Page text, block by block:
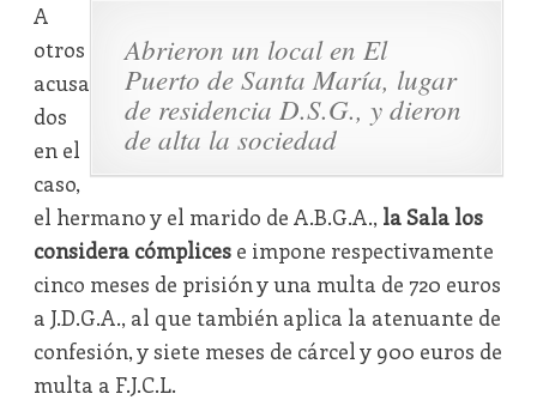
Abrieron un local en El
Puerto de Santa María, lugar
de residencia D.S.G., y dieron
de alta la sociedad
A
otros
acusa
dos
en el
caso,
el hermano y el marido de A.B.G.A., la Sala los
considera cómplicese impone respectivamente
cinco meses de prisión y una multa de 720 euros
a J.D.G.A., al que también aplica la atenuante de
confesión, y siete meses de cárcel y 900 euros de
multa a F.J.C.L.